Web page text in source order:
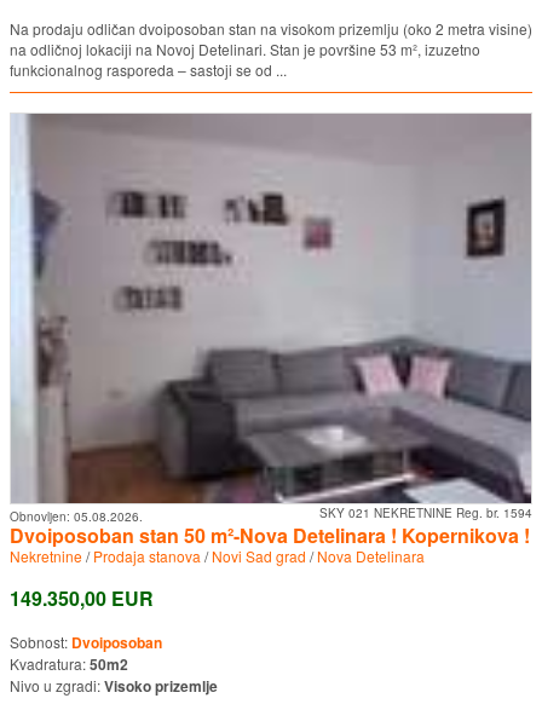
Na prodaju odličan dvoiposoban stan na visokom prizemlju (oko 2 metra visine)
na odličnoj lokaciji na Novoj Detelinari. Stan je površine 53 m², izuzetno
funkcionalnog rasporeda – sastoji se od ...
SKY 021 NEKRETNINE Reg. br. 1594
Obnovljen: 05.08.2026.
Dvoiposoban stan 50 m²-Nova Detelinara ! Kopernikova !
Nekretnine/Prodaja stanova /Novi Sad grad /Nova Detelinara
149.350,00 EUR
Sobnost: Dvoiposoban
Kvadratura:50m2
Nivo u zgradi:Visoko prizemlje